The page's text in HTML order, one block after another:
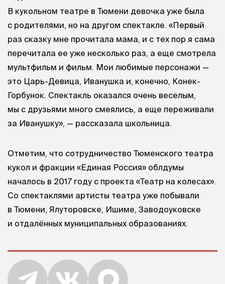
В кукольном театре в Тюмени девочка уже была
с родителями, но на другом спектакле. «Первый
раз сказку мне прочитала мама, и с тех пор я сама
перечитала ее уже несколько раз, а еще смотрела
мультфильм и фильм. Мои любимые персонажи —
это Царь-Девица, Иванушка и, конечно, Конек-
Горбунок. Спектакль оказался очень веселым,
мы с друзьями много смеялись, а еще переживали
за Иванушку», — рассказала школьница.
Отметим, что сотрудничество Тюменского театра
кукол и фракции «Единая Россия» облдумы
началось в 2017 году с проекта «Театр на колесах».
Со спектаклями артисты театра уже побывали
в Тюмени, Ялуторовске, Ишиме, Заводоуковске
и отдалённых муниципальных образованиях.